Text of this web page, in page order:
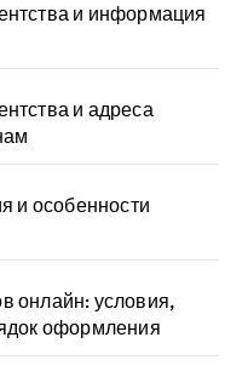
и информация
и адреса
и особенности
онлайн: условия,
оформления